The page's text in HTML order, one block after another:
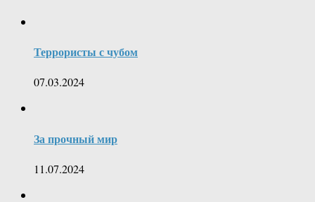
Террористы с чубом
07.03.2024
За прочный мир
11.07.2024